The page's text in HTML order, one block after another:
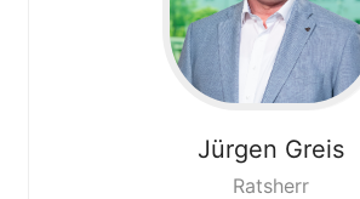
Jürgen Greis
Ratsherr